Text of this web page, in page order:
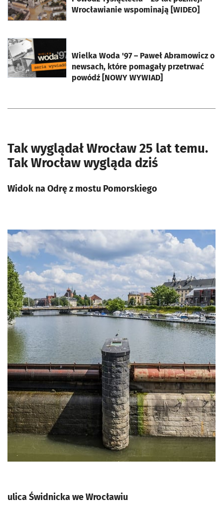
Wrocławianie wspominają [WIDEO]
Wielka Woda '97 – Paweł Abramowicz o
newsach, które pomagały przetrwać
powódź [NOWY WYWIAD]
otworzy się w nowej karcie
Tak wyglądał Wrocław 25 lat temu.
Tak Wrocław wygląda dziś
Widok na Odrę z mostu Pomorskiego
ulica Świdnicka we Wrocławiu